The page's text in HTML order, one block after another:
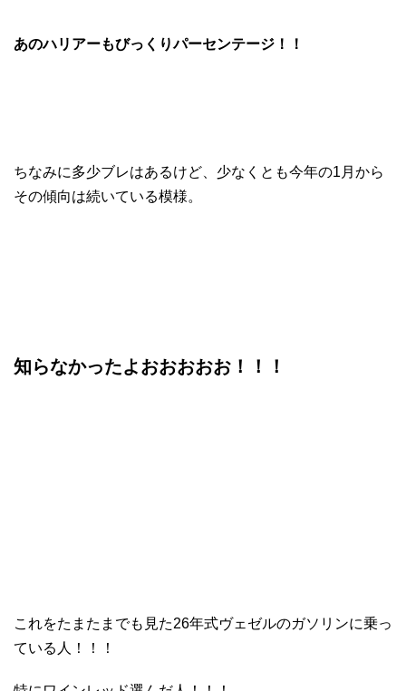
あのハリアーもびっくりパーセンテージ！！
ちなみに多少ブレはあるけど、少なくとも今年の1月から
その傾向は続いている模様。
知らなかったよおおおおお！！！
これをたまたまでも見た26年式ヴェゼルのガソリンに乗っ
ている人！！！